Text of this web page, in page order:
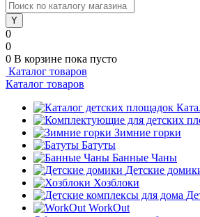
0
0
0 В корзине пока пусто
Каталог товаров
Каталог товаров
Зимние горки
Батуты
Банные Чаны
Детские
Хозблоки
WorkOut